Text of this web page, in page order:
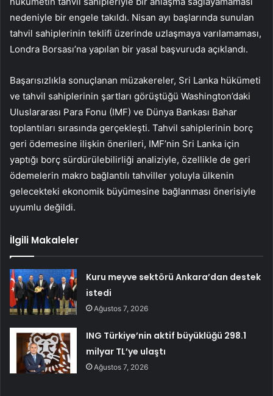
nedeniyle bir engele takıldı. Nisan ayı başlarında sunulan
tahvil sahiplerinin teklifi üzerinde uzlaşmaya varılamaması,
Londra Borsası’na yapılan bir yasal başvuruda açıklandı.
Başarısızlıkla sonuçlanan müzakereler, Sri Lanka hükümeti
ve tahvil sahiplerinin şartları görüştüğü Washington’daki
Uluslararası Para Fonu (IMF) ve Dünya Bankası Bahar
toplantıları sırasında gerçekleşti. Tahvil sahiplerinin borç
geri ödemesine ilişkin önerileri, IMF’nin Sri Lanka için
yaptığı borç sürdürülebilirliği analiziyle, özellikle de geri
ödemelerin makro bağlantılı tahviller yoluyla ülkenin
gelecekteki ekonomik büyümesine bağlanması önerisiyle
uyumlu değildi.
İlgili Makaleler
Kuru meyve sektörü Ankara’dan destek
istedi
Ağustos 7, 2026
ING Türkiye’nin aktif büyüklüğü 298.1
milyar TL’ye ulaştı
Ağustos 7, 2026